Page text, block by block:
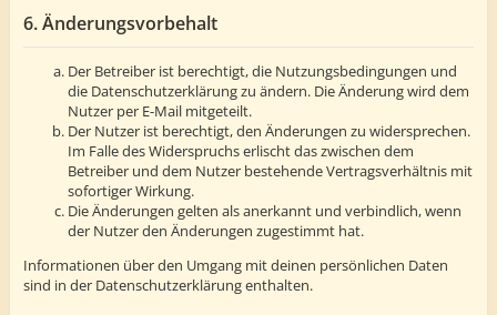
6. Änderungsvorbehalt
Der Betreiber ist berechtigt, die Nutzungsbedingungen und
die Datenschutzerklärung zu ändern. Die Änderung wird dem
Nutzer per E-Mail mitgeteilt.
Der Nutzer ist berechtigt, den Änderungen zu widersprechen.
Im Falle des Widerspruchs erlischt das zwischen dem
Betreiber und dem Nutzer bestehende Vertragsverhältnis mit
sofortiger Wirkung.
Die Änderungen gelten als anerkannt und verbindlich, wenn
der Nutzer den Änderungen zugestimmt hat.
Informationen über den Umgang mit deinen persönlichen Daten
sind in der Datenschutzerklärung enthalten.